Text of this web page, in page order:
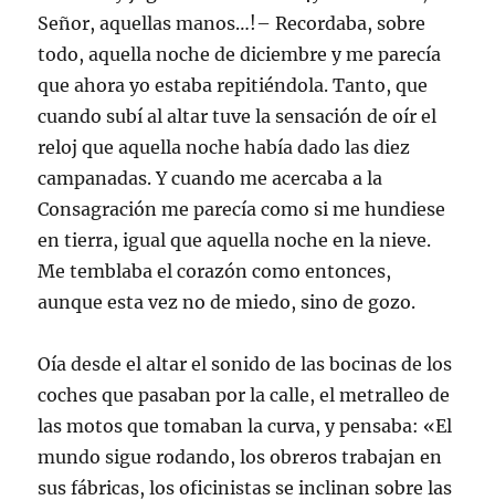
Señor, aquellas manos…!– Recordaba, sobre
todo, aquella noche de diciembre y me parecía
que ahora yo estaba repitiéndola. Tanto, que
cuando subí al altar tuve la sensación de oír el
reloj que aquella noche había dado las diez
campanadas. Y cuando me acercaba a la
Consagración me parecía como si me hundiese
en tierra, igual que aquella noche en la nieve.
Me temblaba el corazón como entonces,
aunque esta vez no de miedo, sino de gozo.
Oía desde el altar el sonido de las bocinas de los
coches que pasaban por la calle, el metralleo de
las motos que tomaban la curva, y pensaba: «El
mundo sigue rodando, los obreros trabajan en
sus fábricas, los oficinistas se inclinan sobre las